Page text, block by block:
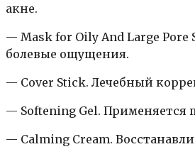
акне.
— Mask for Oily And Large Pore
болевые ощущения.
— Cover Stick. Лечебный
— Softening Gel. Применяется
— Calming Cream.